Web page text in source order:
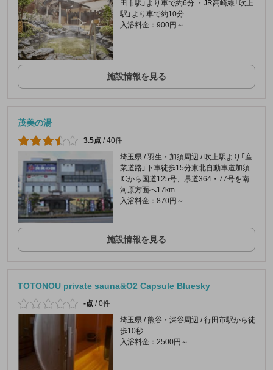
田市駅」より車で約6分 ・JR高崎線「吹上
駅」より車で約10分
入浴料金：900円～
施設情報を見る
茂美の湯
3.5点 /40件
埼玉県 / 羽生・加須周辺 / 吹上駅より「産
業道路」下車徒歩15分東北自動車道加須
ICから国道125号、県道364・77号を南
河原方面へ17km
入浴料金：870円～
施設情報を見る
TOTONOU private sauna&O2 Capsule Bluesky
-点 /0件
埼玉県 / 熊谷・深谷周辺 / 行田市駅から徒
歩10秒
入浴料金：2500円～